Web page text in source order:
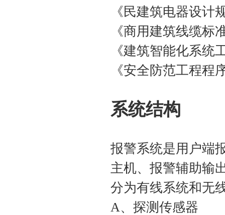
《民建筑电器设计
《商用建筑线缆标
《建筑智能化系统
《安全防范工程程
系统结构
报警系统是用户端
主机、报警辅助输
分为有线系统和无
A、探测传感器